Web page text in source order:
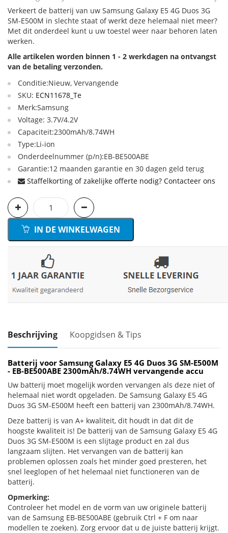
Verkeert de batterij van uw Samsung Galaxy E5 4G Duos 3G
SM-E500M in slechte staat of werkt deze helemaal niet meer?
Met dit onderdeel kunt u uw toestel weer naar behoren laten
werken.
Alle artikelen worden binnen 1 - 2 werkdagen na ontvangst
van de betaling verzonden.
Conditie:Nieuw, Vervangende
SKU: ECN11678_Te
Merk:Samsung
Voltage: 3.7V/4.2V
Capaciteit:2300mAh/8.74WH
Type:Li-ion
Onderdeelnummer (p/n):EB-BE500ABE
Garantie:12 maanden garantie en 30 dagen geld terug
Staffelkorting of zakelijke offerte nodig? Contacteer ons
IN DE WINKELWAGEN
Beschrijving Koopgidsen & Tips
Batterij voor Samsung Galaxy E5 4G Duos 3G SM-E500M
- EB-BE500ABE 2300mAh/8.74WH vervangende accu
Uw batterij moet mogelijk worden vervangen als deze niet of
helemaal niet wordt opgeladen. De Samsung Galaxy E5 4G
Duos 3G SM-E500M heeft een batterij van 2300mAh/8.74WH.
Deze batterij is van A+ kwaliteit, dit houdt in dat dit de
hoogste kwaliteit is! De batterij van de Samsung Galaxy E5 4G
Duos 3G SM-E500M is een slijtage product en zal dus
langzaam slijten. Het vervangen van de batterij kan
problemen oplossen zoals het minder goed presteren, het
snel leeglopen of het helemaal niet functioneren van de
batterij.
Opmerking:
Controleer het model en de vorm van uw originele batterij
van de Samsung EB-BE500ABE (gebruik Ctrl + F om naar
modellen te zoeken). Zorg ervoor dat u de juiste batterij krijgt.